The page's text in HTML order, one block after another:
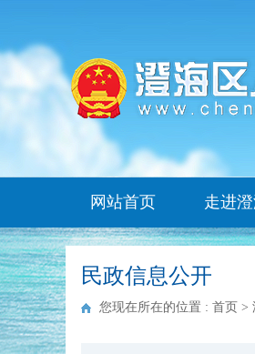
网站首页 走进
民政信息公开
您现在所在的位置 : 首页 >